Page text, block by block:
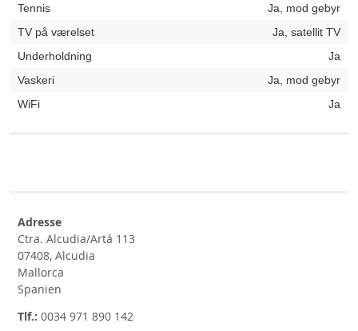
Tennis
Ja, mod gebyr
TV på værelset
Ja, satellit TV
Underholdning
Ja
Vaskeri
Ja, mod gebyr
WiFi
Ja
Adresse
Ctra. Alcudia/Artá 113
07408, Alcudia
Mallorca
Spanien
Tlf.: 0034 971 890 142